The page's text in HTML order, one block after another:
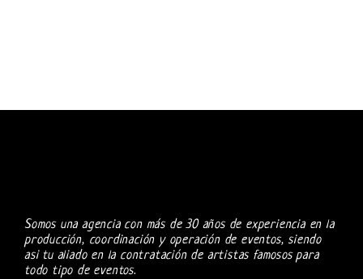
Somos una agencia con más de 30 años de experiencia en la
producción, coordinación y operación de eventos, siendo
asi tu aliado en la contratación de artistas famosos para
todo tipo de eventos.